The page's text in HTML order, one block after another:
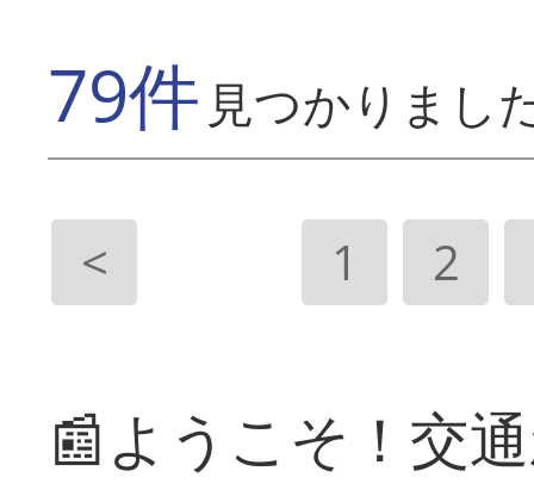
79件 見つかりまし
< 1 2
📰ようこそ！交